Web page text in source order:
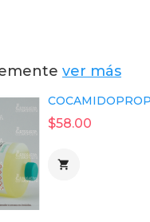
ver más
$58.00
